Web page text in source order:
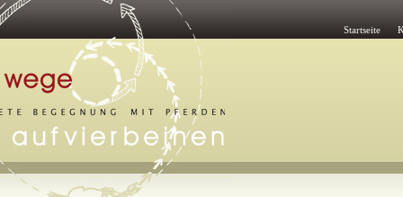
Startseite